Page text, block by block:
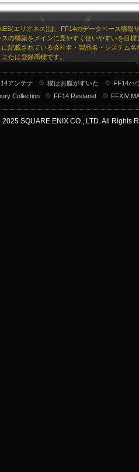
エリオネス)は、FF14のデータベース情報
スの構築をメインに見やすく使いやすいを目標
に記載されている会社名・製品名・システム名
たは登録商標です。
アンテナ 猫はお腹がすいた
FF14ハ
Collection FF14 Restanet FFXIV
SQUARE ENIX CO., LTD. All Rights